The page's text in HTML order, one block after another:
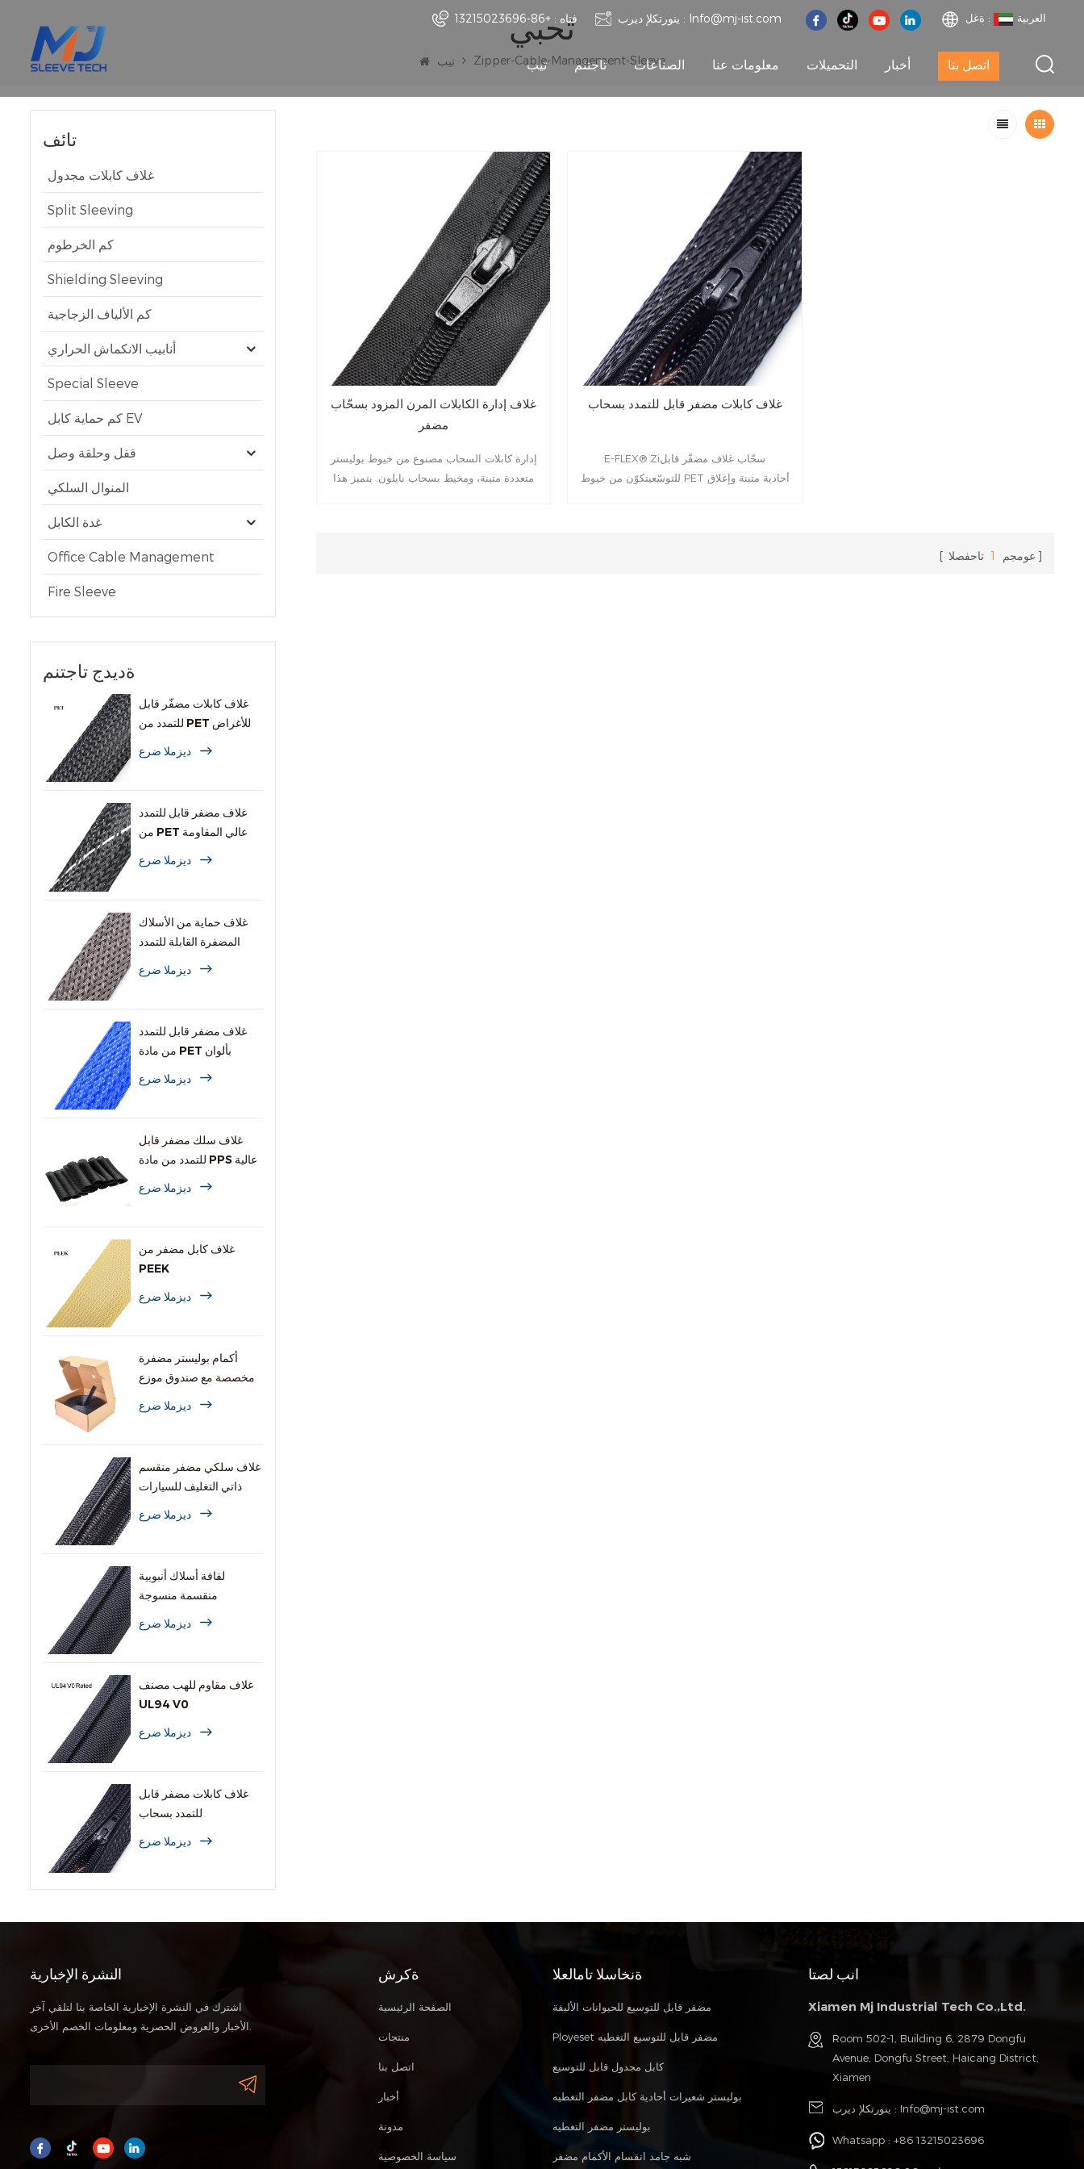
ةغل : العربية فتاه : +86-13215023696 ينورتكلإ ديرب : Info@mj-ist.com
تيب تاجتنم الصناعات معلومات عنا التحميلات أخبار اتصل بنا
ثحبي
تيب Zipper-Cable-Management-Sleeve
تائف
غلاف كابلات مجدول
Split Sleeving
كم الخرطوم
Shielding Sleeving
كم الألياف الزجاجية
أنابيب الانكماش الحراري
Special Sleeve
كم حماية كابل EV
قفل وحلقة وصل
المنوال السلكي
غدة الكابل
Office Cable Management
Fire Sleeve
ةديدج تاجتنم
غلاف كابلات مضفّر قابل
للتمدد من PET للأغراض
ديزملا ضرع
غلاف مضفر قابل للتمدد
من PET عالي المقاومة
ديزملا ضرع
غلاف حماية من الأسلاك
المضفرة القابلة للتمدد
ديزملا ضرع
غلاف مضفر قابل للتمدد
من مادة PET بألوان
ديزملا ضرع
غلاف سلك مضفر قابل
للتمدد من مادة PPS عالية
ديزملا ضرع
غلاف كابل مضفر من
PEEK
ديزملا ضرع
أكمام بوليستر مضفرة
مخصصة مع صندوق موزع
ديزملا ضرع
غلاف سلكي مضفر منقسم
ذاتي التغليف للسيارات
ديزملا ضرع
لفافة أسلاك أنبوبية
منقسمة منسوجة
ديزملا ضرع
غلاف مقاوم للهب مصنف
UL94 V0
ديزملا ضرع
غلاف كابلات مضفر قابل
للتمدد بسحاب
ديزملا ضرع
غلاف إدارة الكابلات المرن المزود بسحّاب
مضفر
إدارة كابلات السحاب مصنوع من خيوط بوليستر
متعددة متينة، ومخيط بسحاب نايلون. يتميز هذا
غلاف كابلات مضفر قابل للتمدد بسحاب
E-FLEX® Ziسحّاب غلاف مضفّر قابل
للتوسّعيتكوّن من خيوط PET أحادية متينة وإغلاق
عومجم 1 تاحفصلا
النشرة الإخبارية
اشترك في النشرة الإخبارية الخاصة بنا لتلقي آخر
ةكرش
الصفحة الرئيسية
منتجات
اتصل بنا
أخبار
مدونة
سياسة الخصوصية
ةنخاسلا تامالعلا
مضفر قابل للتوسيع للحيوانات الأليفة
Ployeset مضفر قابل للتوسيع التغطيه
كابل مجدول قابل للتوسيع
بوليستر شعيرات أحادية كابل مضفر التغطيه
بوليستر مضفر التغطيه
شبه جامد انقسام الأكمام مضفر
انب لصتا
Xiamen Mj Industrial Tech Co.,Ltd.
Room 502-1, Building 6, 2879 Dongfu
Avenue, Dongfu Street, Haicang District,
Xiamen
ينورتكلإ ديرب : Info@mj-ist.com
Whatsapp :+86 13215023696